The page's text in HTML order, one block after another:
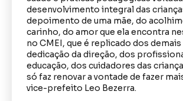
desenvolvimento integral das
depoimento de uma mãe, do
carinho, do amor que ela encontra
no CMEI, que é replicado dos
dedicação da direção, dos
educação, dos cuidadores das
só faz renovar a vontade de fazer
vice-prefeito Leo Bezerra.